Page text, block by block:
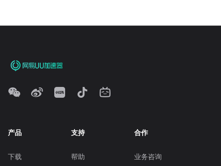
产品
下载
支持
帮助
合作
业务咨询